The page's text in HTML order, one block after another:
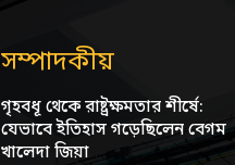
সম্পাদকীয়
গৃহবধূ থেকে রাষ্ট্রক্ষমতার শীর্ষে:
যেভাবে ইতিহাস গড়েছিলেন বেগম
খালেদা জিয়া